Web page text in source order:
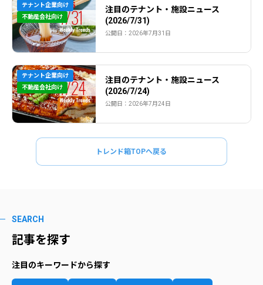
注目のテナント・施設ニュース
(2026/7/31)
公開日：2026年7月31日
テナント企業向け
不動産会社向け
注目のテナント・施設ニュース
(2026/7/24)
公開日：2026年7月24日
テナント企業向け
不動産会社向け
トレンド箱TOPへ戻る
SEARCH
記事を探す
注目のキーワードから探す